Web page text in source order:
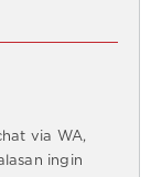
via WA,
ingin